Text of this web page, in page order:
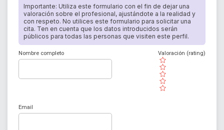
Importante: Utiliza este formulario con el fin de dejar una
valoración sobre el profesional, ajustándote a la realidad y
con respeto. No utilices este formulario para solicitar una
cita. Ten en cuenta que los datos introducidos serán
públicos para todas las personas que visiten este perfil.
Nombre completo
( )
( )
( )
( )
( )
Valoración (rating)
Email